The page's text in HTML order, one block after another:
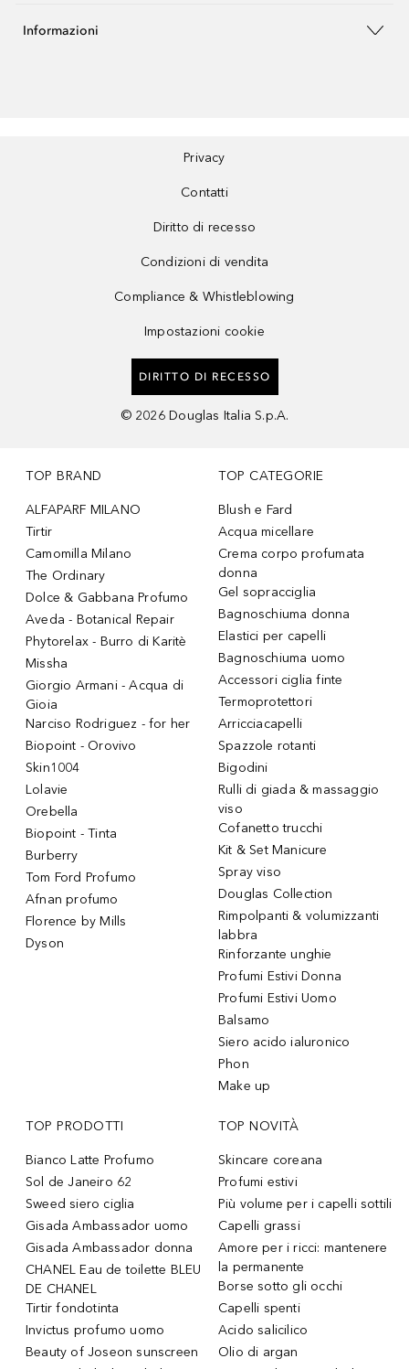
Informazioni
Privacy
Contatti
Diritto di recesso
Condizioni di vendita
Compliance & Whistleblowing
Impostazioni cookie
DIRITTO DI RECESSO
© 2026 Douglas Italia S.p.A.
TOP BRAND
ALFAPARF MILANO
Tirtir
Camomilla Milano
The Ordinary
Dolce & Gabbana Profumo
Aveda - Botanical Repair
Phytorelax - Burro di Karitè
Missha
Giorgio Armani - Acqua di
Gioia
Narciso Rodriguez - for her
Biopoint - Orovivo
Skin1004
Lolavie
Orebella
Biopoint - Tinta
Burberry
Tom Ford Profumo
Afnan profumo
Florence by Mills
Dyson
TOP CATEGORIE
Blush e Fard
Acqua micellare
Crema corpo profumata
donna
Gel sopracciglia
Bagnoschiuma donna
Elastici per capelli
Bagnoschiuma uomo
Accessori ciglia finte
Termoprotettori
Arricciacapelli
Spazzole rotanti
Bigodini
Rulli di giada & massaggio
viso
Cofanetto trucchi
Kit & Set Manicure
Spray viso
Douglas Collection
Rimpolpanti & volumizzanti
labbra
Rinforzante unghie
Profumi Estivi Donna
Profumi Estivi Uomo
Balsamo
Siero acido ialuronico
Phon
Make up
TOP PRODOTTI
Bianco Latte Profumo
Sol de Janeiro 62
Sweed siero ciglia
Gisada Ambassador uomo
Gisada Ambassador donna
CHANEL Eau de toilette BLEU
DE CHANEL
Tirtir fondotinta
Invictus profumo uomo
Beauty of Joseon sunscreen
TOP NOVITÀ
Skincare coreana
Profumi estivi
Più volume per i capelli sottili
Capelli grassi
Amore per i ricci: mantenere
la permanente
Borse sotto gli occhi
Capelli spenti
Acido salicilico
Olio di argan